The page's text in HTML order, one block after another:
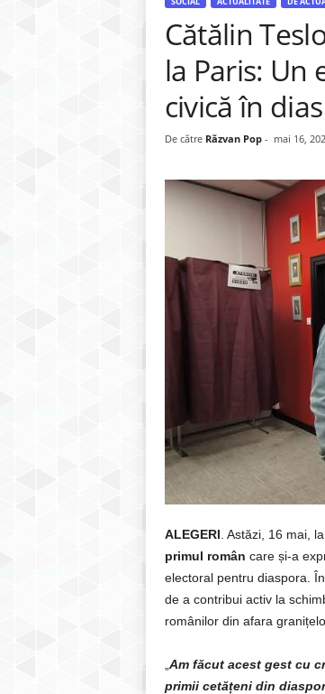
Cătălin
la Paris:
civică în
De către Răzvan Pop- mai 16,
ALEGERI . Astăzi, 16 mai,
primul român care și-a
electoral pentru diaspora.
de a contribui activ la
românilor din afara
Am făcut acest gest cu
primii cetățeni din